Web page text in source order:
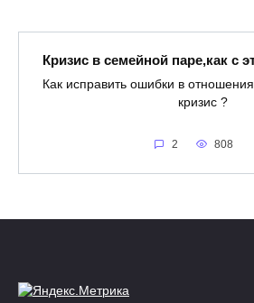
Кризис в семейной паре,как с
Как исправить ошибки в
кризис ?
2 808